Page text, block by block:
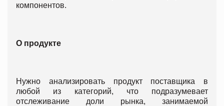
компонентов.
О продукте
Нужно анализировать продукт поставщика в
любой из категорий, что подразумевает
отслеживание доли рынка, занимаемой